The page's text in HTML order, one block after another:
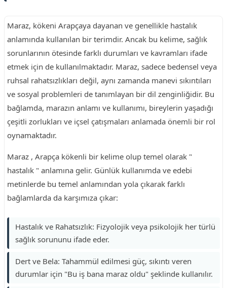
Maraz, kökeni Arapçaya dayanan ve genellikle hastalık
anlamında kullanılan bir terimdir. Ancak bu kelime, sağlık
sorunlarının ötesinde farklı durumları ve kavramları ifade
etmek için de kullanılmaktadır. Maraz, sadece bedensel veya
ruhsal rahatsızlıkları değil, aynı zamanda manevi sıkıntıları
ve sosyal problemleri de tanımlayan bir dil zenginliğidir. Bu
bağlamda, marazın anlamı ve kullanımı, bireylerin yaşadığı
çeşitli zorlukları ve içsel çatışmaları anlamada önemli bir rol
oynamaktadır.
Maraz , Arapça kökenli bir kelime olup temel olarak "
hastalık " anlamına gelir. Günlük kullanımda ve edebi
metinlerde bu temel anlamından yola çıkarak farklı
bağlamlarda da karşımıza çıkar:
Hastalık ve Rahatsızlık: Fizyolojik veya psikolojik her türlü
sağlık sorununu ifade eder.
Dert ve Bela: Tahammül edilmesi güç, sıkıntı veren
durumlar için "Bu iş bana maraz oldu" şeklinde kullanılır.